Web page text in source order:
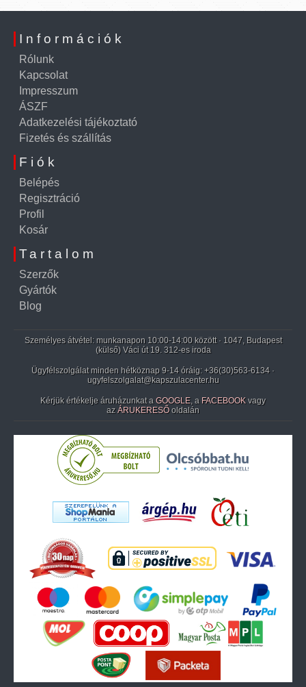
Információk
Rólunk
Kapcsolat
Impresszum
ÁSZF
Adatkezelési tájékoztató
Fizetés és szállítás
Fiók
Belépés
Regisztráció
Profil
Kosár
Tartalom
Szerzők
Gyártók
Blog
Személyes átvétel: munkanapon 10:00-14:00 között · 1047, Budapest
(külső) Váci út 19. 312-es iroda
Ügyfélszolgálat minden hétköznap 9-14 óráig: +36(30)563-6134 ·
ugyfelszolgalat@kapszulacenter.hu
Kérjük értékelje áruházunkat a GOOGLE, a FACEBOOK vagy
az ÁRUKERESŐ oldalán